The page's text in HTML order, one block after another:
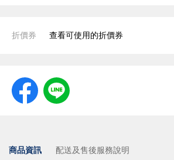
折價券 查看可使用的折價券
商品資訊 配送及售後服務說明